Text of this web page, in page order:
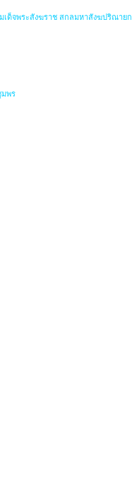
ด็จพระสังฆราช สกลมหาสังฆปริณายก
มพร